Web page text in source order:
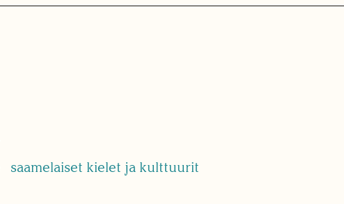
saamelaiset kielet ja kulttuurit